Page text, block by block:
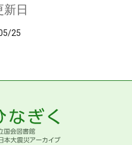
新日
25